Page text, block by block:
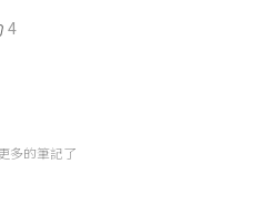
4
多的筆記了